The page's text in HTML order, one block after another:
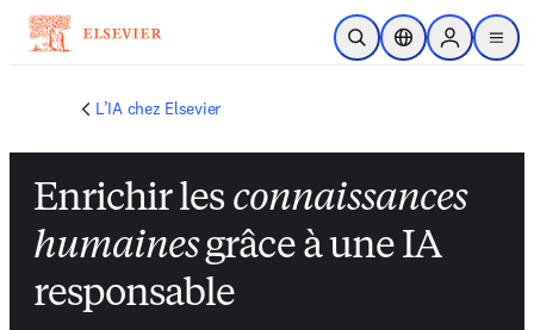
Passer au contenu principal
Ouvrir la recherche
Sélecteur de
Sign in to
menu
L’IA chez Elsevier
Enrichir les connaissances
humainesgrâce à une IA
responsable